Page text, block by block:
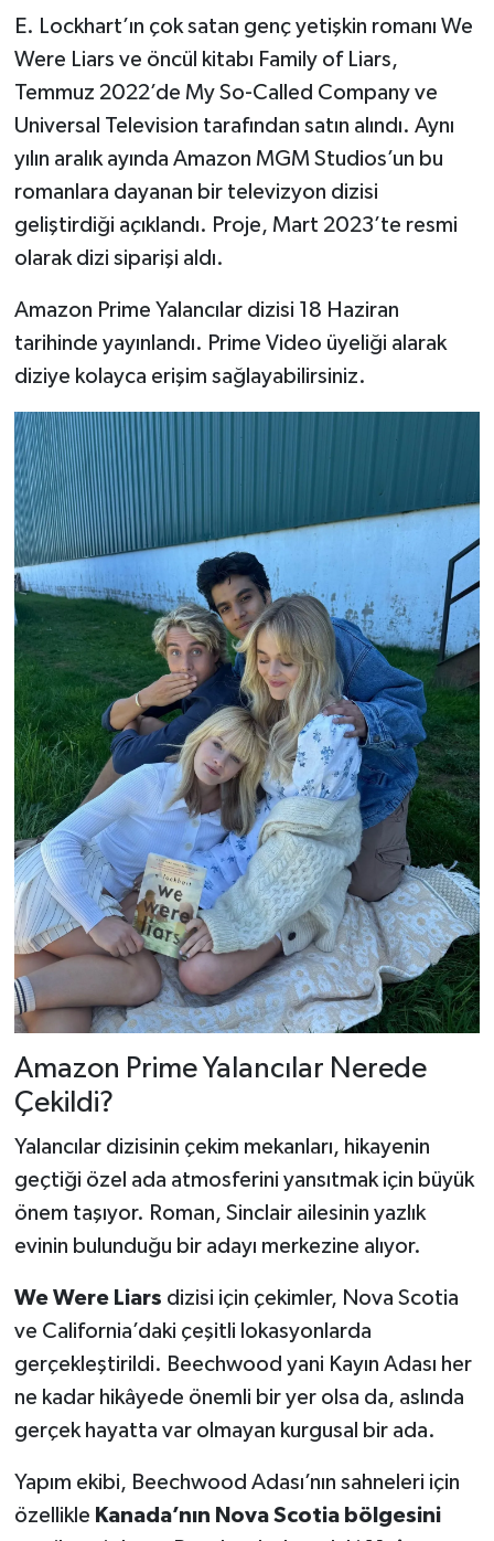
E. Lockhart’ın çok satan genç yetişkin romanı We
Were Liars ve öncül kitabı Family of Liars,
Temmuz 2022’de My So-Called Company ve
Universal Television tarafından satın alındı. Aynı
yılın aralık ayında Amazon MGM Studios’un bu
romanlara dayanan bir televizyon dizisi
geliştirdiği açıklandı. Proje, Mart 2023’te resmi
olarak dizi siparişi aldı.
Amazon Prime Yalancılar dizisi 18 Haziran
tarihinde yayınlandı. Prime Video üyeliği alarak
diziye kolayca erişim sağlayabilirsiniz.
Amazon Prime Yalancılar Nerede
Çekildi?
Yalancılar dizisinin çekim mekanları, hikayenin
geçtiği özel ada atmosferini yansıtmak için büyük
önem taşıyor. Roman, Sinclair ailesinin yazlık
evinin bulunduğu bir adayı merkezine alıyor.
We Were Liars dizisi için çekimler, Nova Scotia
ve California’daki çeşitli lokasyonlarda
gerçekleştirildi. Beechwood yani Kayın Adası her
ne kadar hikâyede önemli bir yer olsa da, aslında
gerçek hayatta var olmayan kurgusal bir ada.
Yapım ekibi, Beechwood Adası’nın sahneleri için
özellikle Kanada’nın Nova Scotia bölgesini